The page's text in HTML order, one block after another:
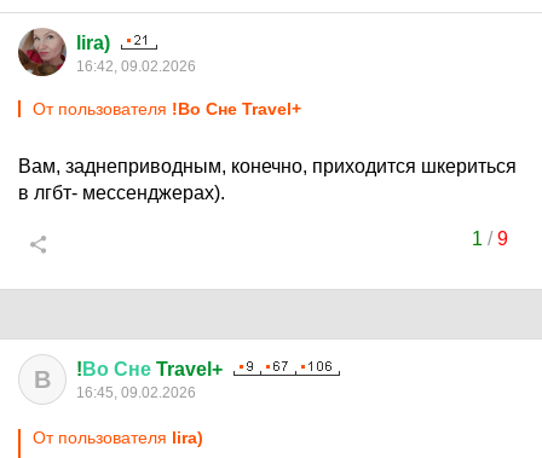
lira)
16:42, 09.02.2026
От пользователя !Во Сне Travel+
Вам, заднеприводным, конечно, приходится шкериться
в лгбт- мессенджерах).
1 /9
В ! Во Сне Travel+
16:45, 09.02.2026
От пользователя lira)